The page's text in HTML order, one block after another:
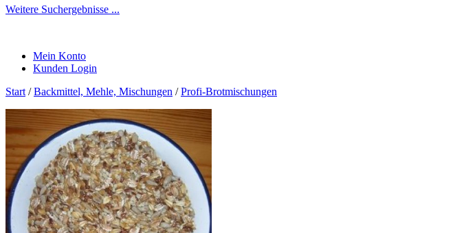
Weitere Suchergebnisse ...
Mein Konto
Kunden Login
Start /Backmittel, Mehle, Mischungen /Profi-Brotmischungen